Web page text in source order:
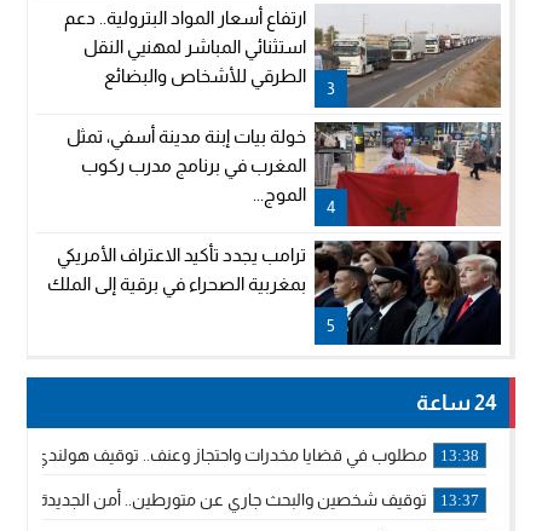
3
ارتفاع أسعار المواد البترولية.. دعم
استثنائي المباشر لمهنيي النقل
الطرقي للأشخاص والبضائع
4
خولة بيات إبنة مدينة أسفي، تمثل
المغرب في برنامج مدرب ركوب
الموج...
5
ترامب يجدد تأكيد الاعتراف الأمريكي
بمغربية الصحراء في برقية إلى الملك
24 ساعة
13:38 مطلوب في قضايا مخدرات واحتجاز وعنف.. توقيف هولندي
13:37 توقيف شخصين والبحث جاري عن متورطين.. أمن الجديدة يفك